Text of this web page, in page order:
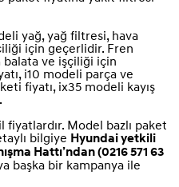
yağ, yağ filtresi, hava
için geçerlidir. Fren
balata ve işçiliği için
i10 modeli parça ve
fiyatı, ix35 modeli kayış
fiyatlardır. Model bazlı paket
bilgiye Hyundai yetkili
Hattı’ndan (0216 571 63
başka bir kampanya ile